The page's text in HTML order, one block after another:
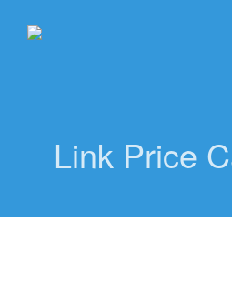
Link Price